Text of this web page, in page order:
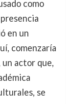
como
en un
comenzaría
un actor que,
se